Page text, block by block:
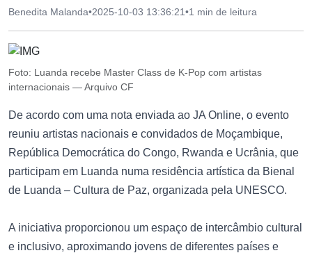
Benedita Malanda•2025-10-03 13:36:21•1 min de leitura
Foto: Luanda recebe Master Class de K-Pop com artistas
internacionais — Arquivo CF
De acordo com uma nota enviada ao JA Online, o evento
reuniu artistas nacionais e convidados de Moçambique,
República Democrática do Congo, Rwanda e Ucrânia, que
participam em Luanda numa residência artística da Bienal
de Luanda – Cultura de Paz, organizada pela UNESCO.
A iniciativa proporcionou um espaço de intercâmbio cultural
e inclusivo, aproximando jovens de diferentes países e